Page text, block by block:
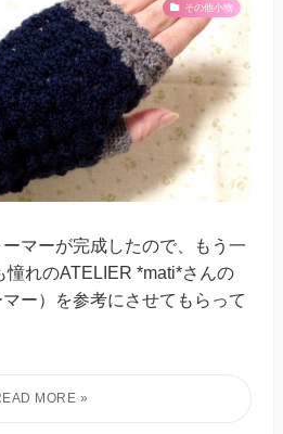
その他小物
マーが完成したので、もう一
れのATELIER *mati*さんの
ー）を参考にさせてもらって